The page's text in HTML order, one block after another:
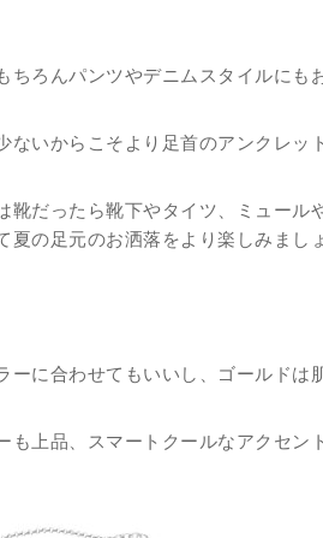
ちろんパンツやデニムスタイルにも
ないからこそより足首のアンクレ
靴だったら靴下やタイツ、ミュー
夏の足元のお洒落をより楽しみま
ーに合わせてもいいし、 ゴールドは
も上品、スマートクールなアクセン